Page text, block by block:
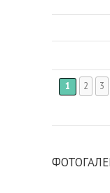
1 2 3